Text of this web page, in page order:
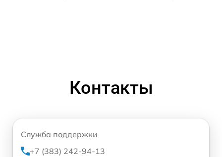
Контакты
Служба поддержки
+7 (383) 242-94-13